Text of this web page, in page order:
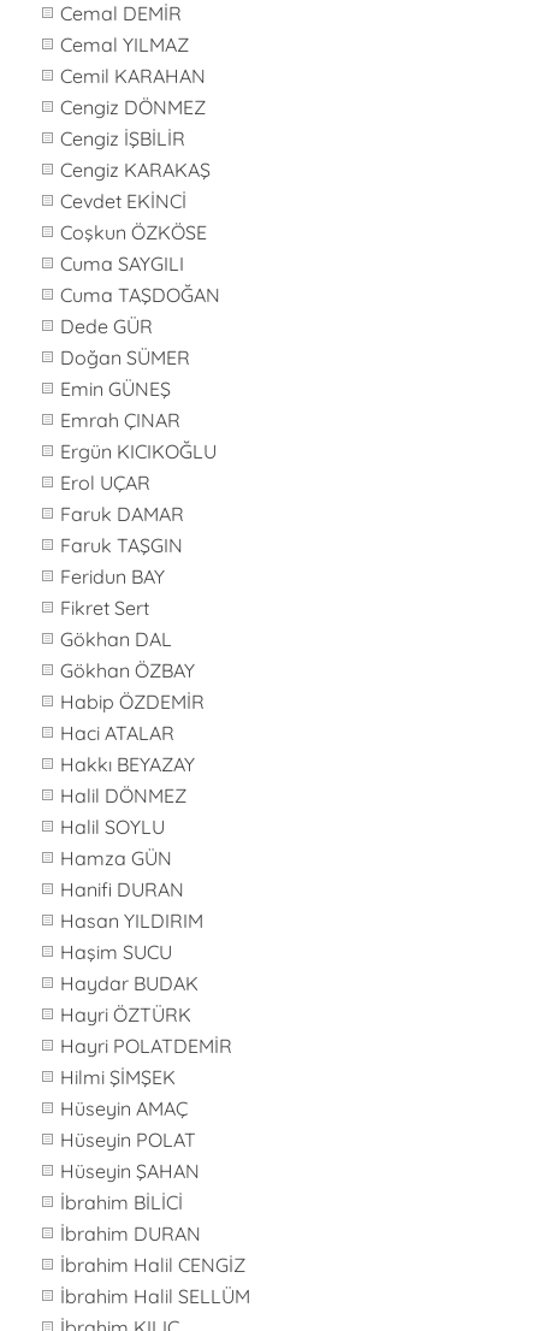
Cemal DEMİR
Cemal YILMAZ
Cemil KARAHAN
Cengiz DÖNMEZ
Cengiz İŞBİLİR
Cengiz KARAKAŞ
Cevdet EKİNCİ
Coşkun ÖZKÖSE
Cuma SAYGILI
Cuma TAŞDOĞAN
Dede GÜR
Doğan SÜMER
Emin GÜNEŞ
Emrah ÇINAR
Ergün KICIKOĞLU
Erol UÇAR
Faruk DAMAR
Faruk TAŞGIN
Feridun BAY
Fikret Sert
Gökhan DAL
Gökhan ÖZBAY
Habip ÖZDEMİR
Haci ATALAR
Hakkı BEYAZAY
Halil DÖNMEZ
Halil SOYLU
Hamza GÜN
Hanifi DURAN
Hasan YILDIRIM
Haşim SUCU
Haydar BUDAK
Hayri ÖZTÜRK
Hayri POLATDEMİR
Hilmi ŞİMŞEK
Hüseyin AMAÇ
Hüseyin POLAT
Hüseyin ŞAHAN
İbrahim BİLİCİ
İbrahim DURAN
İbrahim Halil CENGİZ
İbrahim Halil SELLÜM